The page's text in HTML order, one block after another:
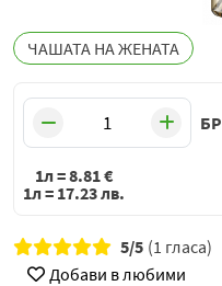
ЧАШАТА НА ЖЕНАТА
БР
1л =8.81€
1л = 17.23лв.
5/5 (1 гласа)
Добави в любими